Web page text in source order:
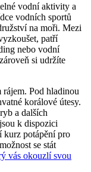
vodní aktivity a
vodních sportů
na moři. Mezi
patří
nebo vodní
si udržíte
Pod hladinou
korálové útesy.
a dalších
k dispozici
kurz potápění pro
se stát
vás okouzlí svou